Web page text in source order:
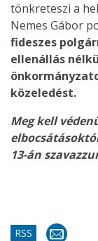
tönkreteszi a
Nemes Gábor
fideszes
ellenállás
közeledést.
Meg kell
13-án
RSS